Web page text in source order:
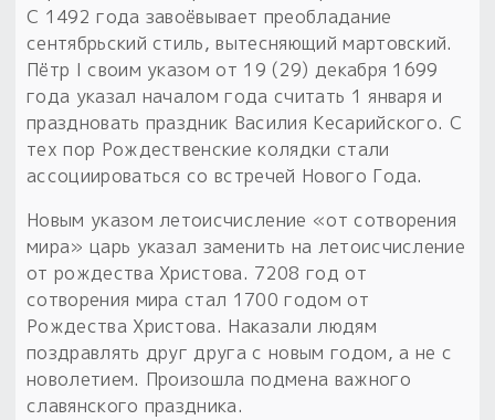
С 1492 года завоёвывает преобладание
сентябрьский стиль, вытесняющий мартовский.
Пётр I своим указом от 19 (29) декабря 1699
года указал началом года считать 1 января и
праздновать праздник Василия Кесарийского. С
тех пор Рождественские колядки стали
ассоциироваться со встречей Нового Года.
Новым указом летоисчисление «от сотворения
мира» царь указал заменить на летоисчисление
от рождества Христова. 7208 год от
сотворения мира стал 1700 годом от
Рождества Христова. Наказали людям
поздравлять друг друга с новым годом, а не с
новолетием. Произошла подмена важного
славянского праздника.